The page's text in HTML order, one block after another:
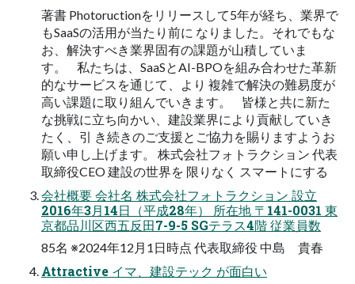
著書 Photoructionをリリースして5年が経ち、業界で
もSaaSの活用が当たり前に なりました。それでもな
お、解決すべき業界固有の課題が山積していま
す。 私たちは、SaaSとAI-BPOを組み合わせた革新
的なサービスを通じて、より 複雑で解決の難易度が
高い課題に取り組んでいきます。 皆様と共に新た
な挑戦に立ち向かい、建設業界により貢献していき
たく、引 き続きのご支援とご協力を賜りますようお
願い申し上げます。 株式会社フォトラクション 代表
取締役CEO 建設の世界を 限りなく スマートにする
会社概要 会社名 株式会社フォトラクション 設立
2016年3月14日（平成28年） 所在地 〒141-0031 東
京都品川区西五反田7-9-5 SGテラス4階 従業員数
85名 ※2024年12月1日時点 代表取締役 中島 貴春
Attractive イマ、建設テック が面白い